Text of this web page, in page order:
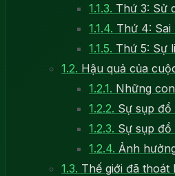
1.1.3. Thứ 3: Sử
1.1.4. Thứ 4: Sai
1.1.5. Thứ 5: Sự
1.2. Hậu quả của
1.2.1. Những
1.2.2. Sự sụp đổ
1.2.3. Sự sụp
1.2.4. Ảnh
1.3. Thế giới đã